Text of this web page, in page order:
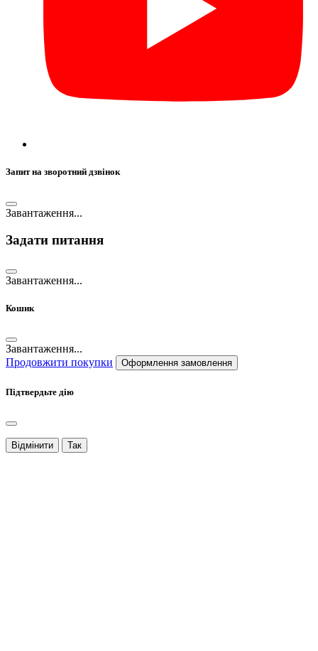
Запит на зворотний дзвінок
Завантаження...
Задати питання
Завантаження...
Кошик
Завантаження...
Продовжити покупки
Оформлення замовлення
Підтвердьте дію
Відмінити Так